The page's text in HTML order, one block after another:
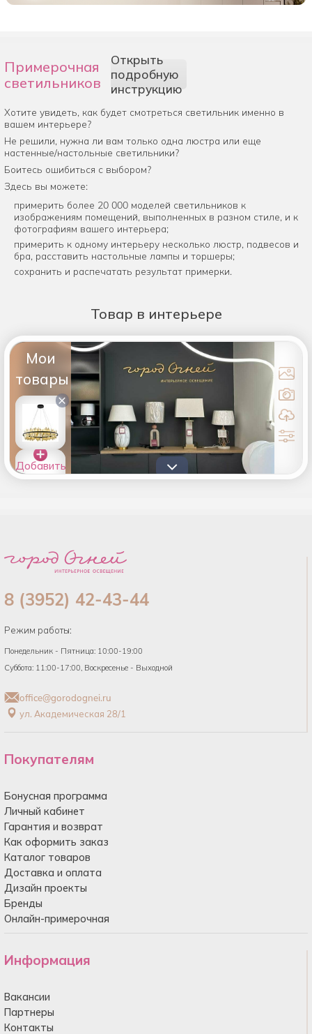
Примерочная
светильников
Открыть
подробную
инструкцию
Хотите увидеть, как будет смотреться светильник именно в
вашем интерьере?
Не решили, нужна ли вам только одна люстра или еще
настенные/настольные светильники?
Боитесь ошибиться с выбором?
Здесь вы можете:
примерить более 20 000 моделей светильников к
изображениям помещений, выполненных в разном стиле, и к
фотографиям вашего интерьера;
примерить к одному интерьеру несколько люстр, подвесов и
бра, расставить настольные лампы и торшеры;
сохранить и распечатать результат примерки.
Товар в интерьере
Мои
товары
×
Добавить
товары в
8 (3952) 42-43-44
Режим работы:
Понедельник - Пятница: 10:00-19:00
Суббота: 11:00-17:00, Воскресенье - Выходной
office@gorodognei.ru
ул. Академическая 28/1
Покупателям
Бонусная программа
Личный кабинет
Гарантия и возврат
Как оформить заказ
Каталог товаров
Доставка и оплата
Дизайн проекты
Бренды
Онлайн-примерочная
Информация
Вакансии
Партнеры
Контакты